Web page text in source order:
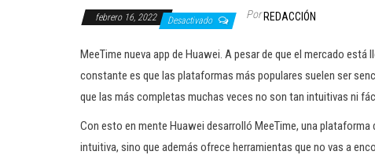
febrero 16, 2022 Desactivado Por REDACCIÓN
MeeTime nueva app de Huawei. A pesar de que el mercado
constante es que las plataformas más populares suelen ser
que las más completas muchas veces no son tan intuitivas ni
Con esto en mente Huawei desarrolló MeeTime, una
intuitiva, sino que además ofrece herramientas que no vas a